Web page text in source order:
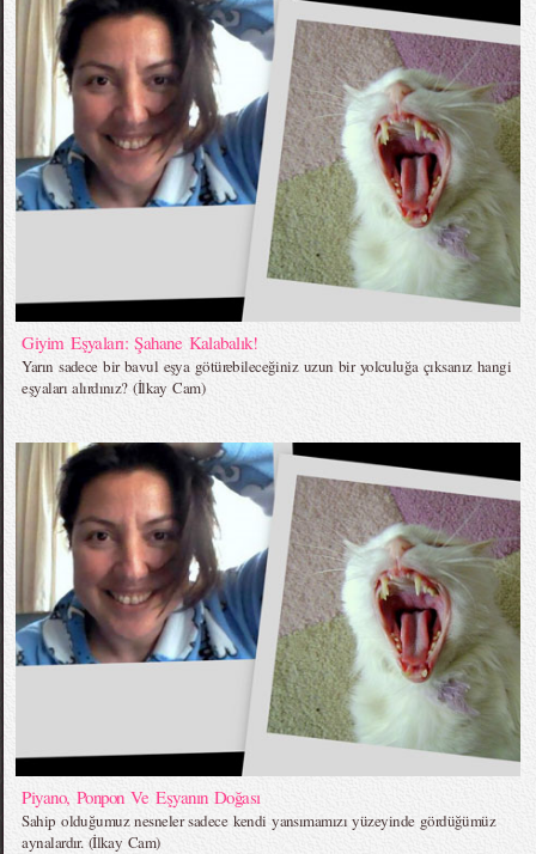
Giyim Eşyaları: Şahane Kalabalık!
Yarın sadece bir bavul eşya götürebileceğiniz uzun bir yolculuğa çıksanız hangi
eşyaları alırdınız? (İlkay Cam)
Piyano, Ponpon Ve Eşyanın Doğası
Sahip olduğumuz nesneler sadece kendi yansımamızı yüzeyinde gördüğümüz
aynalardır. (İlkay Cam)